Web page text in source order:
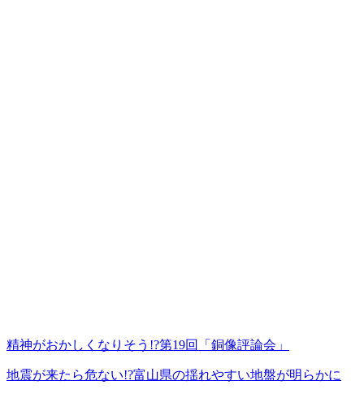
精神がおかしくなりそう!?第19回「銅像評論会」
地震が来たら危ない!?富山県の揺れやすい地盤が明らかに